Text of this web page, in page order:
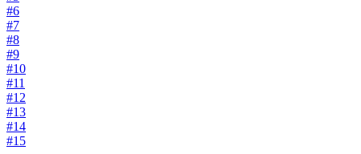
#6
#7
#8
#9
#10
#11
#12
#13
#14
#15